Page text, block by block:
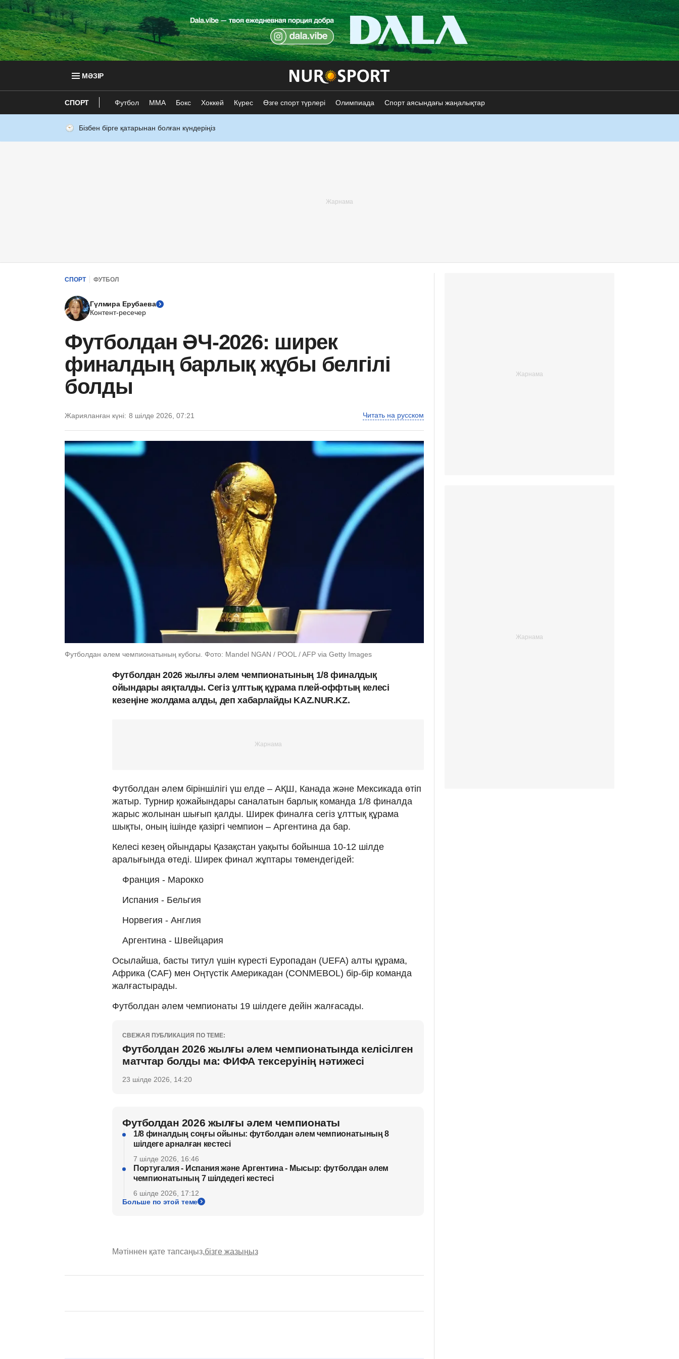
МӘЗІР
СПОРТ Футбол ММА Бокс Хоккей Күрес Өзге спорт түрлері Олимпиада Спорт аясындағы жаңалықтар
Бізбен бірге қатарынан болған күндеріңіз
СПОРТ ФУТБОЛ
Гүлмира Ерубаева
Контент-ресечер
Футболдан ӘЧ-2026: ширек
финалдың барлық жұбы белгілі
болды
Жарияланған күні: 8 шілде 2026, 07:21 Читать на русском
Футболдан әлем чемпионатының кубогы. Фото: Mandel NGAN / POOL / AFP via Getty Images
Футболдан 2026 жылғы әлем чемпионатының 1/8 финалдық
ойындары аяқталды. Сегіз ұлттық құрама плей-оффтың келесі
кезеңіне жолдама алды, деп хабарлайды KAZ.NUR.KZ.
Футболдан әлем біріншілігі үш елде – АҚШ, Канада және Мексикада өтіп
жатыр. Турнир қожайындары саналатын барлық команда 1/8 финалда
жарыс жолынан шығып қалды. Ширек финалға сегіз ұлттық құрама
шықты, оның ішінде қазіргі чемпион – Аргентина да бар.
Келесі кезең ойындары Қазақстан уақыты бойынша 10-12 шілде
аралығында өтеді. Ширек финал жұптары төмендегідей:
Франция - Марокко
Испания - Бельгия
Норвегия - Англия
Аргентина - Швейцария
Осылайша, басты титул үшін күресті Еуропадан (UEFA) алты құрама,
Африка (CAF) мен Оңтүстік Америкадан (CONMEBOL) бір-бір команда
жалғастырады.
Футболдан әлем чемпионаты 19 шілдеге дейін жалғасады.
СВЕЖАЯ ПУБЛИКАЦИЯ ПО ТЕМЕ:
Футболдан 2026 жылғы әлем чемпионатында келісілген
матчтар болды ма: ФИФА тексеруінің нәтижесі
23 шілде 2026, 14:20
Футболдан 2026 жылғы әлем чемпионаты
1/8 финалдың соңғы ойыны: футболдан әлем чемпионатының 8
шілдеге арналған кестесі
7 шілде 2026, 16:46
Португалия - Испания және Аргентина - Мысыр: футболдан әлем
чемпионатының 7 шілдедегі кестесі
6 шілде 2026, 17:12
Больше по этой теме
Мәтіннен қате тапсаңыз,бізге жазыңыз